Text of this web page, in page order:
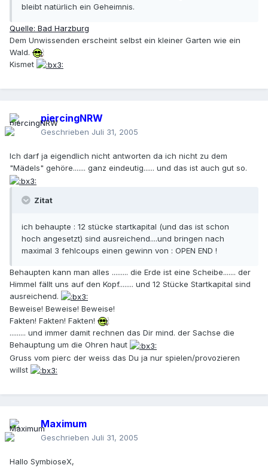
bleibt natürlich ein Geheimnis.
Quelle: Bad Harzburg
Dem Unwissenden erscheint selbst ein kleiner Garten wie ein
Wald.
Kismet
piercingNRW
Geschrieben Juli 31, 2005
Ich darf ja eigendlich nicht antworten da ich nicht zu dem
"Mädels" gehöre....... ganz eindeutig...... und das ist auch gut so.
Zitat
ich behaupte : 12 stücke startkapital (und das ist schon
hoch angesetzt) sind ausreichend....und bringen nach
maximal 3 fehlcoups einen gewinn von : OPEN END !
Behaupten kann man alles ......... die Erde ist eine Scheibe....... der
Himmel fällt uns auf den Kopf........ und 12 Stücke Startkapital sind
ausreichend.
Beweise! Beweise! Beweise!
Fakten! Fakten! Fakten!
......... und immer damit rechnen das Dir mind. der Sachse die
Behauptung um die Ohren haut
Gruss vom pierc der weiss das Du ja nur spielen/provozieren
willst
Maximum
Geschrieben Juli 31, 2005
Hallo SymbioseX,